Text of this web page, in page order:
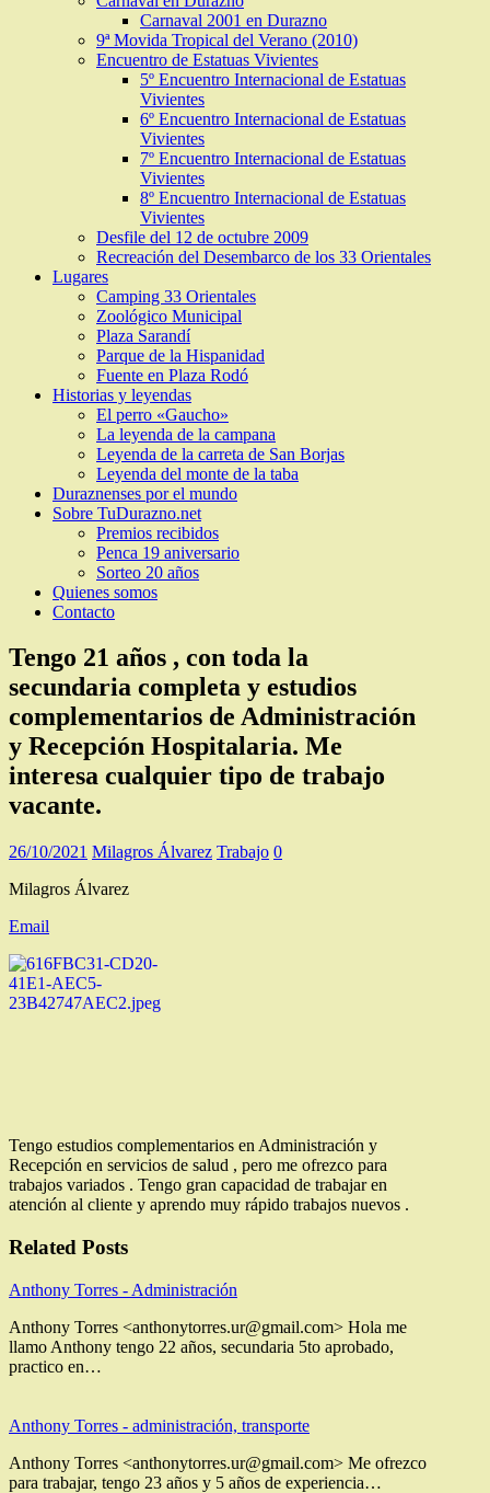
Carnaval 2001 en Durazno
9ª Movida Tropical del Verano (2010)
Encuentro de Estatuas Vivientes
5º Encuentro Internacional de Estatuas
Vivientes
6º Encuentro Internacional de Estatuas
Vivientes
7º Encuentro Internacional de Estatuas
Vivientes
8º Encuentro Internacional de Estatuas
Vivientes
Desfile del 12 de octubre 2009
Recreación del Desembarco de los 33 Orientales
Lugares
Camping 33 Orientales
Zoológico Municipal
Plaza Sarandí
Parque de la Hispanidad
Fuente en Plaza Rodó
Historias y leyendas
El perro «Gaucho»
La leyenda de la campana
Leyenda de la carreta de San Borjas
Leyenda del monte de la taba
Duraznenses por el mundo
Sobre TuDurazno.net
Premios recibidos
Penca 19 aniversario
Sorteo 20 años
Quienes somos
Contacto
Tengo 21 años , con toda la
secundaria completa y estudios
complementarios de Administración
y Recepción Hospitalaria. Me
interesa cualquier tipo de trabajo
vacante.
26/10/2021 Milagros Álvarez Trabajo 0
Milagros Álvarez
Email
Tengo estudios complementarios en Administración y
Recepción en servicios de salud , pero me ofrezco para
trabajos variados . Tengo gran capacidad de trabajar en
atención al cliente y aprendo muy rápido trabajos nuevos .
Related Posts
Anthony Torres - Administración
Anthony Torres <anthonytorres.ur@gmail.com> Hola me
llamo Anthony tengo 22 años, secundaria 5to aprobado,
practico en…
Anthony Torres - administración, transporte
Anthony Torres <anthonytorres.ur@gmail.com> Me ofrezco
para trabajar, tengo 23 años y 5 años de experiencia…